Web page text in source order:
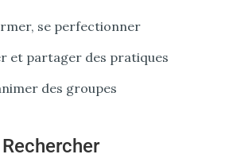
se perfectionner
et partager des pratiques
des groupes
Rechercher